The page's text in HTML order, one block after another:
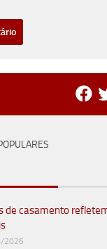
de casamento
2026